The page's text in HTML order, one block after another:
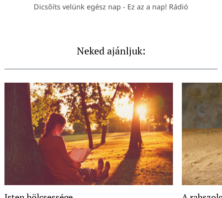
Dicsőíts velünk egész nap - Ez az a nap! Rádió
Neked ajánljuk: